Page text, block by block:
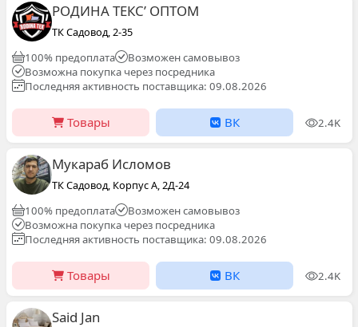
РОДИНА ТЕКС’ ОПТОМ
ТК Садовод, 2-35
100% предоплата
Возможен самовывоз
Возможна покупка через посредника
Последняя активность поставщика: 09.08.2026
Товары ВК 2.4K
Мукараб Исломов
ТК Садовод, Корпус А, 2Д-24
100% предоплата
Возможен самовывоз
Возможна покупка через посредника
Последняя активность поставщика: 09.08.2026
Товары ВК 2.4K
Said Jan